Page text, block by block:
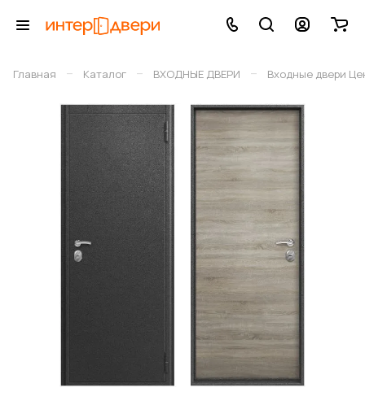
Главная – Каталог – ВХОДНЫЕ ДВЕРИ – Входные двери